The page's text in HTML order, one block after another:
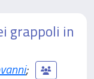
grappoli in
;